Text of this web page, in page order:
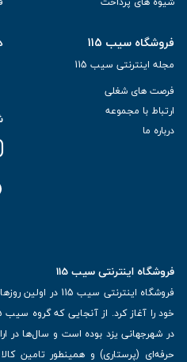
فروشگاه سیب 115
مجله اینترنتی سیب 115
فرصت های شغلی
ارتباط با مجموعه
درباره ما
فروشگاه اینترنتی سیب 115
در شهرجهانی یزد بوده است و سال‌ها در
حرفه‌ای (پرستاری) و همینطور تامین